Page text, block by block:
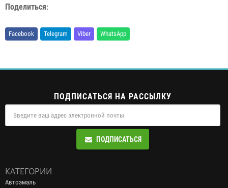
Поделиться:
Facebook Telegram Viber WhatsApp
ПОДПИСАТЬСЯ НА РАССЫЛКУ
ПОДПИСАТЬСЯ
КАТЕГОРИИ
Автоэмаль